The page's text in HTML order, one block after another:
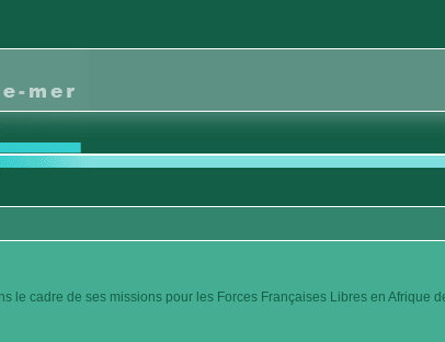
cadre de ses missions pour les Forces Françaises Libres en Afrique